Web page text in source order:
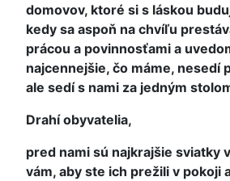
domovov, ktoré si s láskou
kedy sa aspoň na chvíľu
prácou a povinnosťami a
najcennejšie, čo máme, nesedí
ale sedí s nami za jedným
Drahí obyvatelia,
pred nami sú najkrajšie sviatky
vám, aby ste ich prežili v pokoji